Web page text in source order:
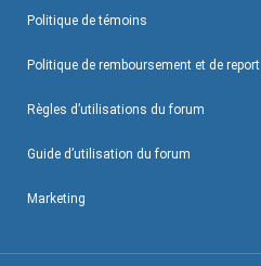
Politique de témoins
Politique de remboursement et de report
Règles d’utilisations du forum
Guide d’utilisation du forum
Marketing